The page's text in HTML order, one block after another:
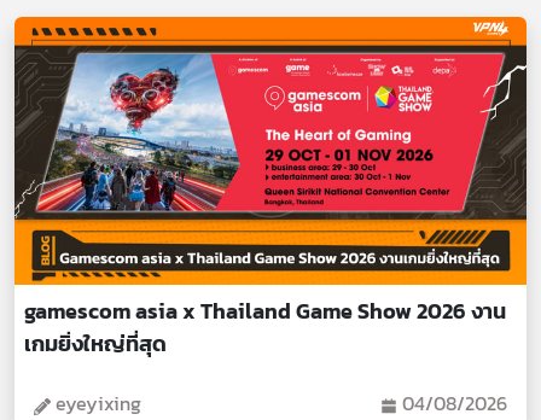
gamescom asia x Thailand Game Show 2026 งาน
เกมยิ่งใหญ่ที่สุด
eyeyixing 04/08/2026